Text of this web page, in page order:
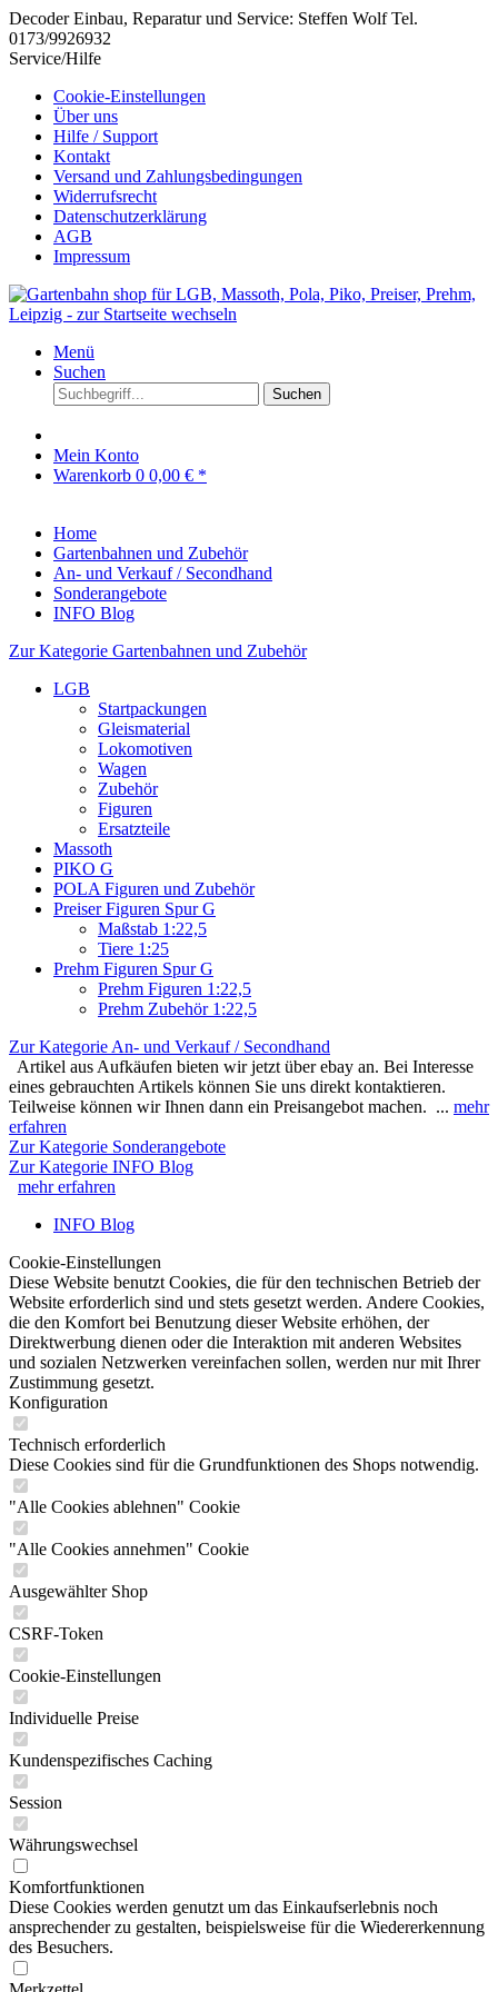
Decoder Einbau, Reparatur und Service: Steffen Wolf Tel.
0173/9926932
Service/Hilfe
Cookie-Einstellungen
Über uns
Hilfe / Support
Kontakt
Versand und Zahlungsbedingungen
Widerrufsrecht
Datenschutzerklärung
AGB
Impressum
Menü
Suchen
Suchen
Mein Konto
Warenkorb 0 0,00 € *
Home
Gartenbahnen und Zubehör
An- und Verkauf / Secondhand
Sonderangebote
INFO Blog
Zur Kategorie Gartenbahnen und Zubehör
LGB
Startpackungen
Gleismaterial
Lokomotiven
Wagen
Zubehör
Figuren
Ersatzteile
Massoth
PIKO G
POLA Figuren und Zubehör
Preiser Figuren Spur G
Maßstab 1:22,5
Tiere 1:25
Prehm Figuren Spur G
Prehm Figuren 1:22,5
Prehm Zubehör 1:22,5
Zur Kategorie An- und Verkauf / Secondhand
Artikel aus Aufkäufen bieten wir jetzt über ebay an. Bei Interesse
eines gebrauchten Artikels können Sie uns direkt kontaktieren.
Teilweise können wir Ihnen dann ein Preisangebot machen. ... mehr
erfahren
Zur Kategorie Sonderangebote
Zur Kategorie INFO Blog
mehr erfahren
INFO Blog
Cookie-Einstellungen
Diese Website benutzt Cookies, die für den technischen Betrieb der
Website erforderlich sind und stets gesetzt werden. Andere Cookies,
die den Komfort bei Benutzung dieser Website erhöhen, der
Direktwerbung dienen oder die Interaktion mit anderen Websites
und sozialen Netzwerken vereinfachen sollen, werden nur mit Ihrer
Zustimmung gesetzt.
Konfiguration
Technisch erforderlich
Diese Cookies sind für die Grundfunktionen des Shops notwendig.
"Alle Cookies ablehnen" Cookie
"Alle Cookies annehmen" Cookie
Ausgewählter Shop
CSRF-Token
Cookie-Einstellungen
Individuelle Preise
Kundenspezifisches Caching
Session
Währungswechsel
Komfortfunktionen
Diese Cookies werden genutzt um das Einkaufserlebnis noch
ansprechender zu gestalten, beispielsweise für die Wiedererkennung
des Besuchers.